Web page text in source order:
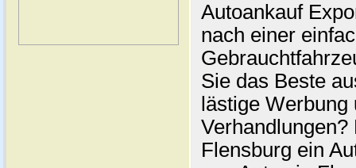
Autoankauf
nach einer
Sie das Beste
lästige
Flensburg ein